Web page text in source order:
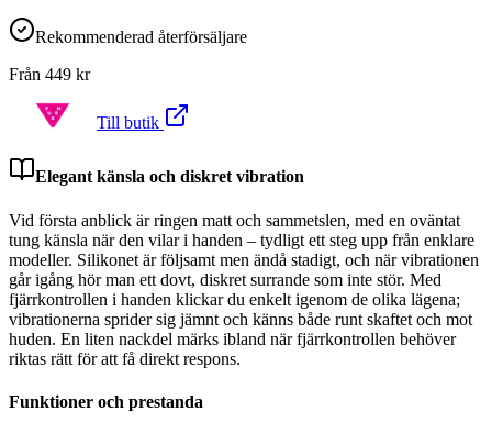
Rekommenderad återförsäljare
Från 449 kr
Till butik
Elegant känsla och diskret vibration
Vid första anblick är ringen matt och sammetslen, med en oväntat
tung känsla när den vilar i handen – tydligt ett steg upp från enklare
modeller. Silikonet är följsamt men ändå stadigt, och när vibrationen
går igång hör man ett dovt, diskret surrande som inte stör. Med
fjärrkontrollen i handen klickar du enkelt igenom de olika lägena;
vibrationerna sprider sig jämnt och känns både runt skaftet och mot
huden. En liten nackdel märks ibland när fjärrkontrollen behöver
riktas rätt för att få direkt respons.
Funktioner och prestanda